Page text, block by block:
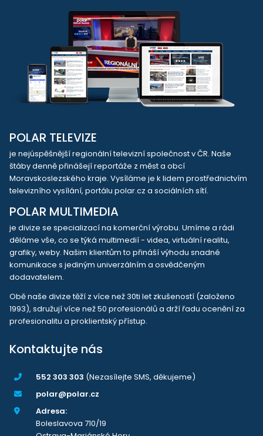
POLAR TELEVIZE
je nejúspěšnější regionální televizní společnost v ČR. Naše
štáby denně přinášejí reportáže z měst a obcí
Moravskoslezského kraje. Vysíláme je k lidem prostřednictvím
televizního vysílání, portálu polar.cz a sociálních sítí.
POLAR MULTIMEDIA
je divize se specializací na komerční výrobu. Umíme a rádi
děláme vše, co se týká multimedií - videa, virtuální realitu,
grafiky, weby. Našim klientům to přináší výhodu snadné
komunikace s jediným univerzálním a osvědčeným
dodavatelem.
Obě naše divize těží z více než 30ti let zkušeností (založeno
1993), sdružují více než 50 profesionálů a drží řadu ocenění za
profesionalitu a proklientský přístup.
Kontaktujte nás
552 303 303 (Nezasílejte SMS, děkujeme)
polar@polar.cz
Adresa:
Boleslavova 710/19